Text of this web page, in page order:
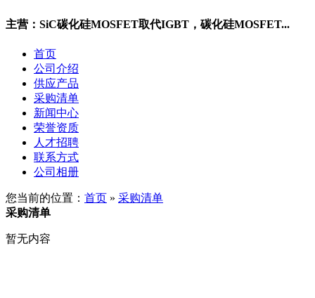
主营：SiC碳化硅MOSFET取代IGBT，碳化硅MOSFET...
首页
公司介绍
供应产品
采购清单
新闻中心
荣誉资质
人才招聘
联系方式
公司相册
您当前的位置： 首页 » 采购清单
采购清单
暂无内容